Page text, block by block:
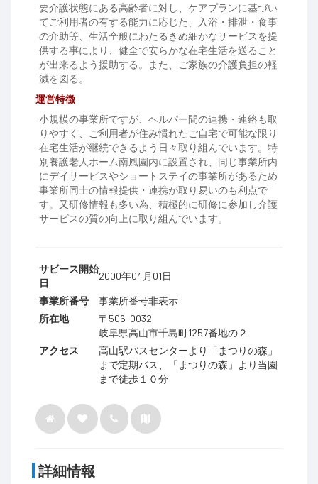
要介護状態にある高齢者に対し、ケアプランに基づい
てご利用者の有する能力に応じた、入浴・排泄・食事
の介助等、生活全般にわたるきめ細かなサービスを提
供する事により、健全で安らかな在宅生活を送ること
が出来るよう援助する。また、ご家族の介護負担の軽
減を図る。
運営特徴
小規模の事業所ですが、ヘルパー間の連携・連絡も取
りやすく、ご利用者が住み慣れたご自宅で可能な限り
在宅生活が継続できるよう日々取り組んでいます。特
別養護老人ホーム南風園内に設置され、同じ事業所内
にデイサービスやショートステイの事業所があるため
事業所同士の情報提供・連携が取り易いのも利点で
す。又研修情報も多い為、積極的に研修に参加し介護
サービスの質の向上に取り組んでいます。
サビース開始
日
2000年04月01日
事業所番号
事業所番号非表示
所在地
〒506-0032
岐阜県高山市千島町1257番地の２
アクセス
高山駅バスセンターより「まつりの森」
まで定期バス、「まつりの森」より当園
まで徒歩１０分
詳細情報